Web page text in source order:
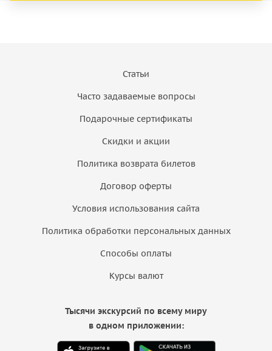
Статьи
Часто задаваемые вопросы
Подарочные сертификаты
Скидки и акции
Политика возврата билетов
Договор оферты
Условия использования сайта
Политика обработки персональных данных
Способы оплаты
Курсы валют
Тысячи экскурсий по всему миру
в одном приложении: